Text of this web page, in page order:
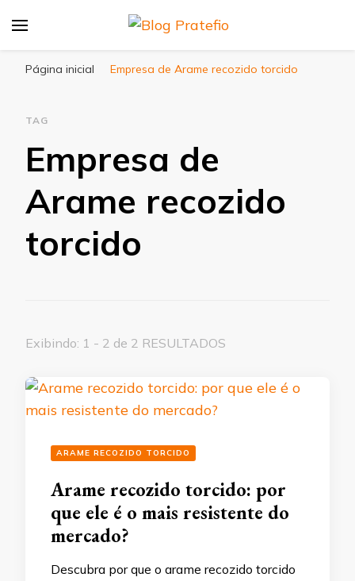
Página inicial Empresa de Arame recozido torcido
TAG
Empresa de
Arame recozido
torcido
Exibindo: 1 - 2 de 2 RESULTADOS
ARAME RECOZIDO TORCIDO
Arame recozido torcido: por
que ele é o mais resistente do
mercado?
Descubra por que o arame recozido torcido